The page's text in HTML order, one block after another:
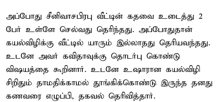
அப்போது சீனிவாசபிரபு வீட்டின் கதவை உடைத்து 2
பேர் உள்ளே செல்வது தெரிந்தது. அப்போதுதான்
கயல்விழிக்கு வீட்டில் யாரும் இல்லாதது தெரியவந்தது.
உடனே அவர் கவிதாவுக்கு தொடர்பு கொண்டு
விஷயத்தை கூறினார். உடனே உஷாரான கயல்விழி
சிறிதும் தாமதிக்காமல் தூங்கிக்கொண்டு இருந்த தனது
கணவரை எழுப்பி, தகவல் தெரிவித்தார்.